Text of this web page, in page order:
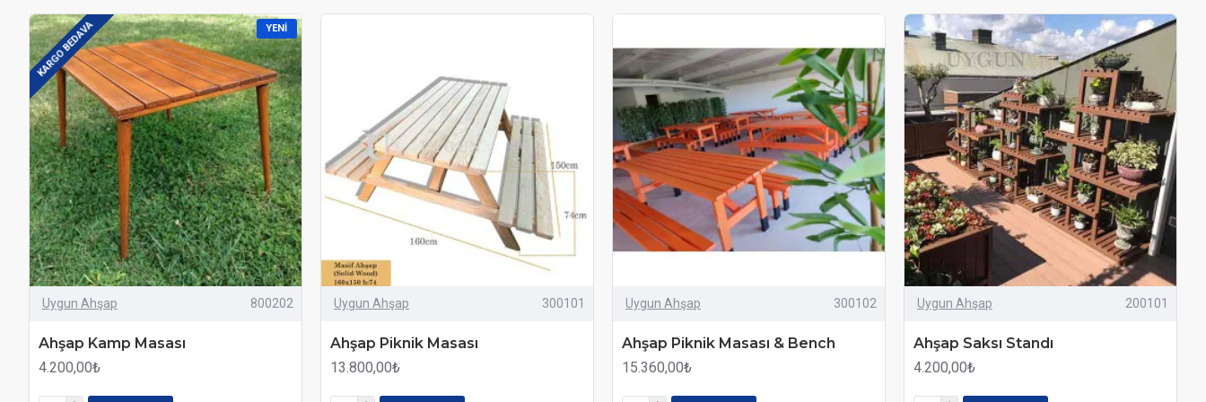
YENI
KARGO BEDAVA
Uygun Ahşap 800202
Ahşap Kamp Masası
4.200,00₺
Uygun Ahşap 300101
Ahşap Piknik Masası
13.800,00₺
Uygun Ahşap 300102
Ahşap Piknik Masası & Bench
15.360,00₺
Uygun Ahşap 200101
Ahşap Saksı Standı
4.200,00₺